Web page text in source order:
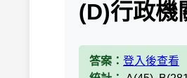
(D)行政機
答案： 登入後查看